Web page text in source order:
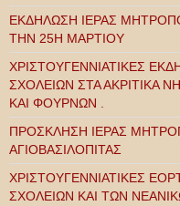
ΕΚΔΗΛΩΣΗ ΙΕΡΑΣ
ΤΗΝ 25Η ΜΑΡΤΙΟΥ
ΧΡΙΣΤΟΥΓΕΝΝΙΑΤΙΚΕΣ
ΣΧΟΛΕΙΩΝ ΣΤΑ ΑΚΡΙΤΙΚΑ
ΚΑΙ ΦΟΥΡΝΩΝ .
ΠΡΟΣΚΛΗΣΗ ΙΕΡΑΣ
ΑΓΙΟΒΑΣΙΛΟΠΙΤΑΣ
ΧΡΙΣΤΟΥΓΕΝΝΙΑΤΙΚΕΣ
ΣΧΟΛΕΙΩΝ ΚΑΙ ΤΩΝ